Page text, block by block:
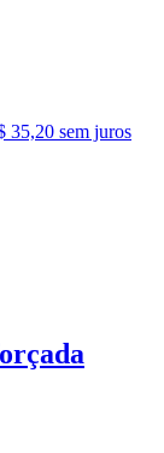
35,20 sem juros